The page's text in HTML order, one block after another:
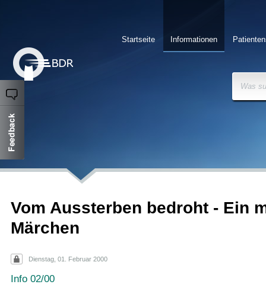
Informationen
Startseite
Was
Vom Aussterben bedroht - Ein
Märchen
Dienstag, 01. Februar 2000
Info 02/00